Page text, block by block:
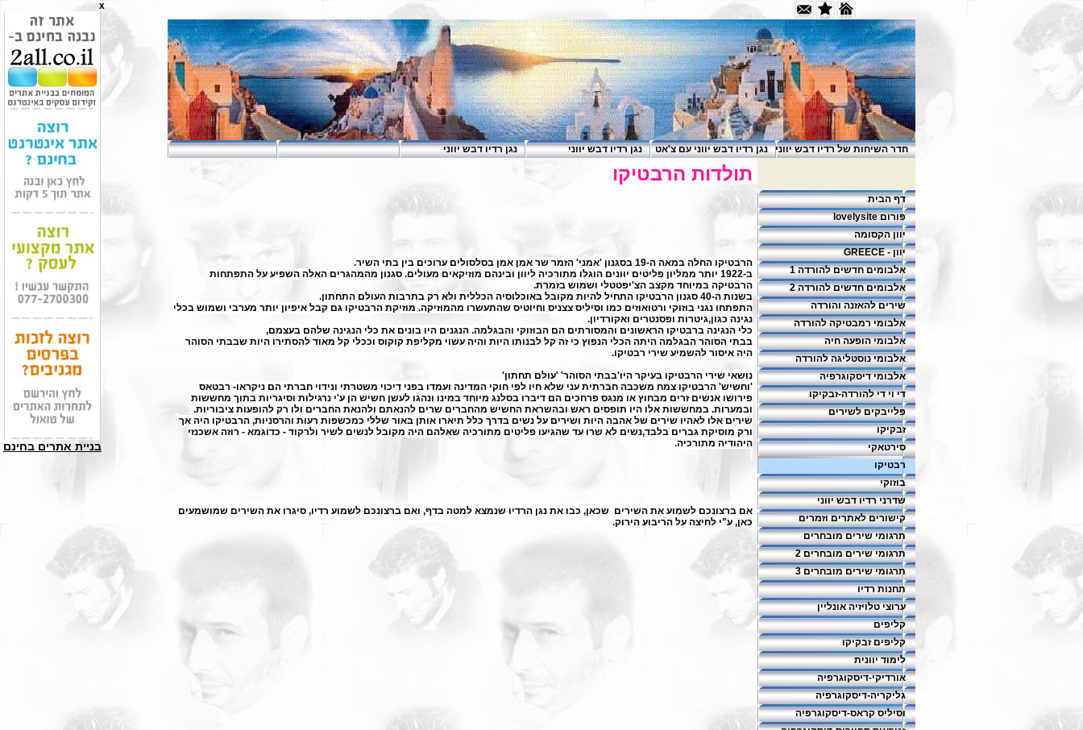
x
בניית אתרים בחינם
חדר השיחות של רדיו דבש יווני נגן רדיו דבש יווני עם צ'אט נגן רדיו דבש יווני נגן רדיו דבש יווני
דף הבית
פורום lovelysite
יוון הקסומה
יוון - GREECE
אלבומים חדשים להורדה 1
אלבומים חדשים להורדה 2
שירים להאזנה והורדה
אלבומי רמבטיקה להורדה
אלבומי הופעה חיה
אלבומי נוסטליגה להורדה
אלבומי דיסקוגרפיה
די וי די להורדה-זבקיקו
פלייבקים לשירים
זבקיקו
סירטאקי
רבטיקו
בוזוקי
שדרני רדיו דבש יווני
קישורים לאתרים וזמרים
תרגומי שירים מובחרים
תרגומי שירים מובחרים 2
תרגומי שירים מובחרים 3
תחנות רדיו
ערוצי טלויזיה אונליין
קליפים
קליפים זבקיקו
לימוד יוונית
אורדיקי-דיסקוגרפיה
גליקריה-דיסקוגרפיה
וסיליס קראס-דיסקוגרפיה
תולדות הרבטיקו
הרבטיקו החלה במאה ה-19 בסגנון 'אמני' הזמר שר אמן אמן בסלסולים ערוכים בין בתי השיר.
ב-1922 יותר ממליון פליטים יוונים הוגלו מתורכיה ליוון ובינהם מוזיקאים מעולים. סגנון מהמהגרים האלה השפיע על התפתחות
הרבטיקה במיוחד מקצב הצ'יפטטלי ושמוש בזמרת.
בשנות ה-40 סגנון
הרבטיקו התחיל להיות מקובל באוכלוסיה הכללית ולא רק בתרבות העולם התחתון.
התפתחו נגני בוזוקי ורטואוזים כמו וסיליס צצניס וחיוטיס שהתעשרו מהמוזיקה. מוזיקת הרבטיקו גם קבל איפיון יותר מערבי ושמוש בכלי
נגינה כגון,גיטרות ופסנטרים ואקורדיון.
כלי הנגינה ברבטיקו הראשונים והמסורתים הם הבוזוקי והבגלמה. הנגנים היו בונים את כלי הנגינה שלהם בעצמם,
בבתי הסוהר הבגלמה היתה הכלי הנפוץ כי זה קל לבנותו היות והיה עשוי מקליפת קוקוס וככלי קל מאוד להסתירו היות שבבתי הסוהר
היה איסור להשמיע שירי רבטיקו.
נושאי שירי הרבטיקו בעיקר היו'בבתי הסוהר' 'עולם תחתון'
'וחשיש' הרבטיקו צמח משכבה חברתית עני שלא חיו לפי חוקי המדינה ועמדו בפני דיכוי משטרתי ונידוי חברתי הם ניקראו- רבטאס
פירושו אנשים זרים מבחוץ או מנגס פרחכים הם דיברו בסלנג מיוחד במינו ונהגו לעשן חשיש הן ע'י נרגילות וסיגריות בתוך מחששות
ובמערות. במחששות אלו היו תופסים ראש ובהשראת החשיש מהחברים שרים להנאתם ולהנאת החברים ולו רק להופעות ציבוריות.
שירים אלו לאהיו שירים של אהבה היות ושירים על נשים בדרך כלל תיארו אותן באור שללי כמכשפות רעות והרסניות, הרבטיקו היה אך
ורק מוסיקת גברים בלבד,נשים לא שרו עד שהגיעו פליטים מתורכיה שאלהם היה מקובל לנשים לשיר ולרקוד - כדוגמא - רוזה אשכנזי
היהודיה מתורכיה.
אם ברצונכם לשמוע את השירים שכאן, כבו את נגן הרדיו שנמצא למטה בדף, ואם ברצונכם לשמוע רדיו, סיגרו את השירים שמושמעים
כאן, ע"י לחיצה על הריבוע הירוק.